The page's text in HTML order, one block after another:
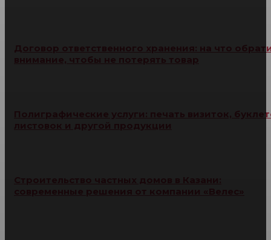
Договор ответственного хранения: на что
внимание, чтобы не потерять товар
Полиграфические услуги: печать визиток,